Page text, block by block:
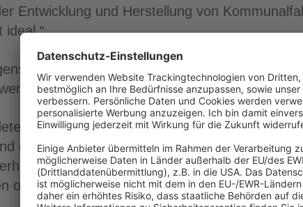
Entwicklung und Herstellung von
ideal.“
Unternehmen am Standort
die Marke Holder, das Produktportfolio
Traditionsbetrieb verfügt über ein
eine starke Präsenz in Nordamerika.
und dank einer Vielzahl von
oder Schneeräumen geeignet.